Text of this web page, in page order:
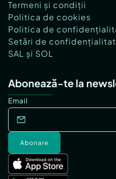
Termeni și condiții
Politica de cookies
Politica de
Setări de
SAL și SOL
Abonează-te la
Email
Abonare